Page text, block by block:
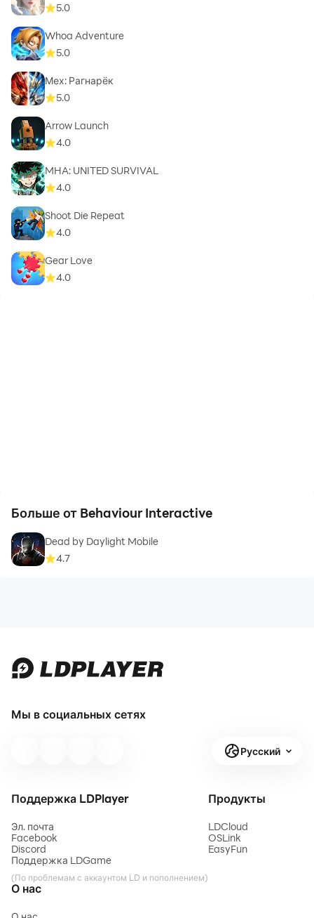
5.0
Whoa Adventure
5.0
Мех: Рагнарёк
5.0
Arrow Launch
4.0
MHA: UNITED SURVIVAL
4.0
Shoot Die Repeat
4.0
Gear Love
4.0
Больше от Behaviour Interactive
Dead by Daylight Mobile
4.7
Мы в социальных сетях
Русский
Поддержка LDPlayer
Эл. почта
Facebook
Discord
Поддержка LDGame
(По проблемам с аккаунтом LD и пополнением)
Продукты
LDCloud
OSLink
EasyFun
О нас